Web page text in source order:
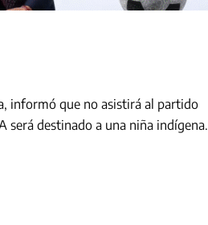
informó que no asistirá al partido
será destinado a una niña indígena.